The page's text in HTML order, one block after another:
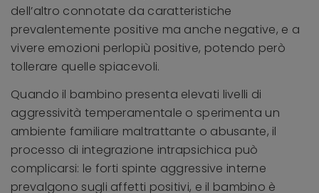
dell’altro connotate da caratteristiche
prevalentemente positive ma anche negative, e a
vivere emozioni perlopiù positive, potendo però
tollerare quelle spiacevoli.
Quando il bambino presenta elevati livelli di
aggressività temperamentale o sperimenta un
ambiente familiare maltrattante o abusante, il
processo di integrazione intrapsichica può
complicarsi: le forti spinte aggressive interne
prevalgono sugli affetti positivi, e il bambino è